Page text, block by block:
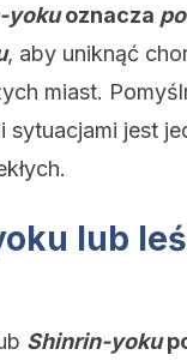
yokuoznacza
, aby uniknąć
miast.
sytuacjami jest
lub
Shinrin-yoku